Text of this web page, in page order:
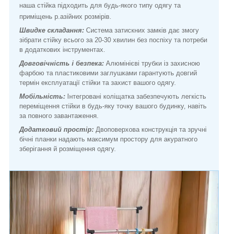
наша стійка підходить для будь-якого типу одягу та
приміщень р. азійних розмірів.
Швидке складання: Система затискних замків дає змогу
зібрати стійку всього за 20-30 хвилин без поспіху та потреби
в додаткових інструментах.
Довговічність і безпека: Алюмінієві трубки із захисною
фарбою та пластиковими заглушками гарантують довгий
термін експлуатації стійки та захист вашого одягу.
Мобільність: Інтегровані коліщатка забезпечують легкість
переміщення стійки в будь-яку точку вашого будинку, навіть
за повного завантаження.
Додатковий простір: Двоповерхова конструкція та зручні
бічні планки надають максимум простору для акуратного
зберігання й розміщення одягу.